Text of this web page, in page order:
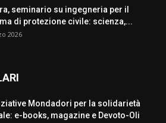
seminario su ingegneria per il
di protezione civile: scienza,...
2026
Mondadori per la solidarietà
e-books, magazine e Devoto-Oli